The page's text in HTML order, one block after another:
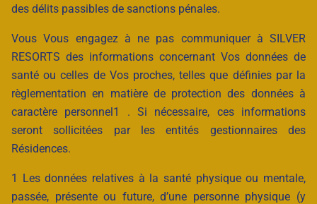
des délits passibles de sanctions pénales.
Vous Vous engagez à ne pas communiquer à SILVER
RESORTS des informations concernant Vos données de
santé ou celles de Vos proches, telles que définies par la
règlementation en matière de protection des données à
caractère personnel1 . Si nécessaire, ces informations
seront sollicitées par les entités gestionnaires des
Résidences.
1 Les données relatives à la santé physique ou mentale,
passée, présente ou future, d’une personne physique (y